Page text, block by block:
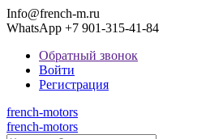
Info@french-m.ru
WhatsApp +7 901-315-41-84
Обратный звонок
Войти
Регистрация
french-motors
french-motors